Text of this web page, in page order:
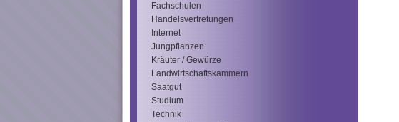
Fachschulen
Handelsvertretungen
Internet
Jungpflanzen
Kräuter / Gewürze
Landwirtschaftskammern
Saatgut
Studium
Technik